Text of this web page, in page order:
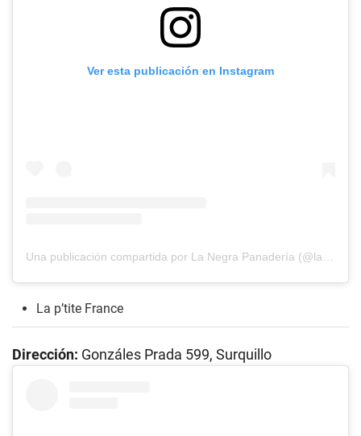
Ver esta publicación en Instagram
La p’tite France
Dirección: Gonzáles Prada 599, Surquillo